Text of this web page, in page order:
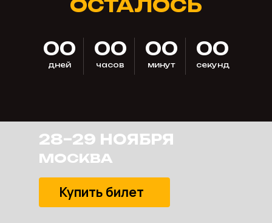
ОСТАЛОСЬ
00
дней
00
часов
00
минут
00
секунд
28–29 НОЯБРЯ
МОСКВА
Купить билет